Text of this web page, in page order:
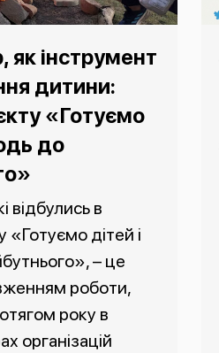
як інструмент
дитини:
«Готуємо
до
відбулись в
«Готуємо дітей і
– це
роботи,
року в
організацій